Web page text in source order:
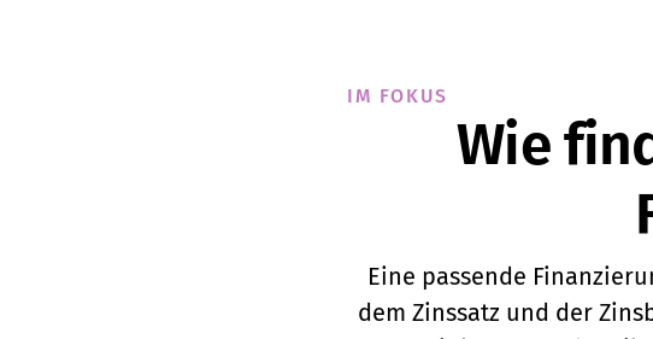
IM FOKUS
Wie
Eine passende
dem Zinssatz und der